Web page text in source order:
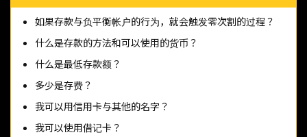
如果存款与负平衡帐户的行为，就会触发零次割的过程？
什么是存款的方法和可以使用的货币？
什么是最低存款额？
多少是存费？
我可以用信用卡与其他的名字？
我可以使用借记卡？